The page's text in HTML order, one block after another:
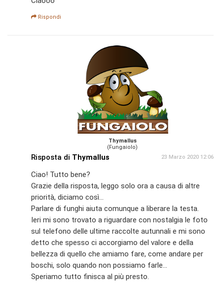
Rispondi
Thymallus
(Fungaiolo)
Risposta di Thymallus 23 Marzo 2020 12:06
Ciao! Tutto bene?
Grazie della risposta, leggo solo ora a causa di altre
priorità, diciamo così...
Parlare di funghi aiuta comunque a liberare la testa.
Ieri mi sono trovato a riguardare con nostalgia le foto
sul telefono delle ultime raccolte autunnali e mi sono
detto che spesso ci accorgiamo del valore e della
bellezza di quello che amiamo fare, come andare per
boschi, solo quando non possiamo farle...
Speriamo tutto finisca al più presto.